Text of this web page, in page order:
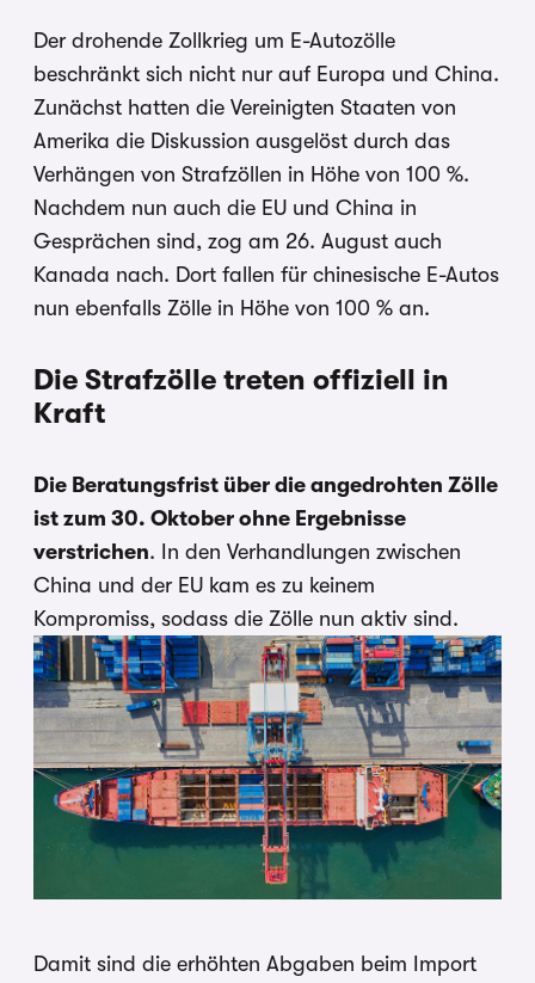
Der drohende Zollkrieg um E-Autozölle
beschränkt sich nicht nur auf Europa und China.
Zunächst hatten die Vereinigten Staaten von
Amerika die Diskussion ausgelöst durch das
Verhängen von Strafzöllen in Höhe von 100 %.
Nachdem nun auch die EU und China in
Gesprächen sind, zog am 26. August auch
Kanada nach. Dort fallen für chinesische E-Autos
nun ebenfalls Zölle in Höhe von 100 % an.
Die Strafzölle treten offiziell in
Kraft
Die Beratungsfrist über die angedrohten Zölle
ist zum 30. Oktober ohne Ergebnisse
verstrichen. In den Verhandlungen zwischen
China und der EU kam es zu keinem
Kompromiss, sodass die Zölle nun aktiv sind.
Damit sind die erhöhten Abgaben beim Import